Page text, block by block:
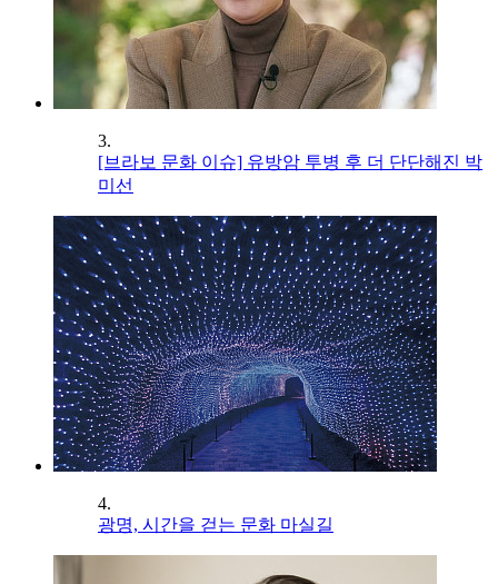
3.
[브라보 문화 이슈] 유방암 투병 후 더 단단해진 박
미선
4.
광명, 시간을 걷는 문화 마실길